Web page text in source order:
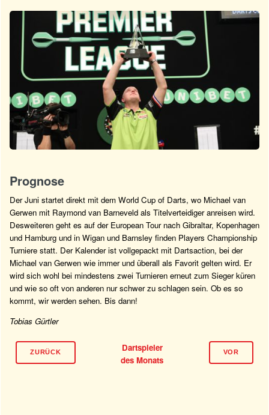
Prognose
Der Juni startet direkt mit dem World Cup of Darts, wo Michael van
Gerwen mit Raymond van Barneveld als Titelverteidiger anreisen wird.
Desweiteren geht es auf der European Tour nach Gibraltar, Kopenhagen
und Hamburg und in Wigan und Barnsley finden Players Championship
Turniere statt. Der Kalender ist vollgepackt mit Dartsaction, bei der
Michael van Gerwen wie immer und überall als Favorit gelten wird. Er
wird sich wohl bei mindestens zwei Turnieren erneut zum Sieger küren
und wie so oft von anderen nur schwer zu schlagen sein. Ob es so
kommt, wir werden sehen. Bis dann!
Tobias Gürtler
ZURÜCK
Dartspieler
des Monats
VOR